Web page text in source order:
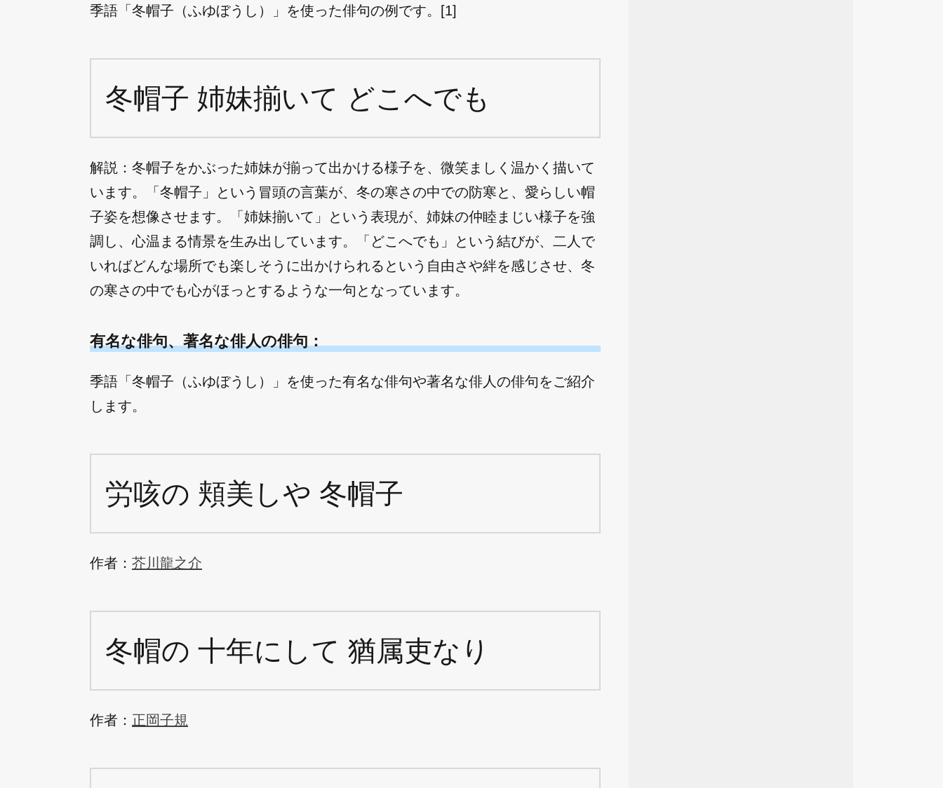
季語「冬帽子（ふゆぼうし）」を使った俳句の例です。[1]
冬帽子 姉妹揃いて どこへでも
解説：冬帽子をかぶった姉妹が揃って出かける様子を、微笑ましく温かく描いて
います。「冬帽子」という冒頭の言葉が、冬の寒さの中での防寒と、愛らしい帽
子姿を想像させます。「姉妹揃いて」という表現が、姉妹の仲睦まじい様子を強
調し、心温まる情景を生み出しています。「どこへでも」という結びが、二人で
いればどんな場所でも楽しそうに出かけられるという自由さや絆を感じさせ、冬
の寒さの中でも心がほっとするような一句となっています。
有名な俳句、著名な俳人の俳句：
季語「冬帽子（ふゆぼうし）」を使った有名な俳句や著名な俳人の俳句をご紹介
します。
労咳の 頬美しや 冬帽子
作者： 芥川龍之介
冬帽の 十年にして 猶属吏なり
作者： 正岡子規